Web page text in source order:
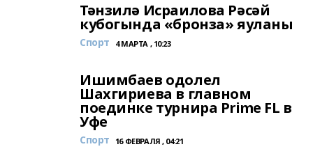
Тәнзилә Исраилова Рәсәй
кубогында «бронза» яуланы
Спорт 4 МАРТА , 10:23
Ишимбаев одолел
Шахгириева в главном
поединке турнира Prime FL в
Уфе
Спорт 16 ФЕВРАЛЯ , 04:21